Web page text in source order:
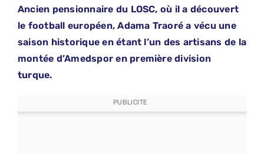
Ancien pensionnaire du LOSC, où il a découvert
le football européen, Adama Traoré a vécu une
saison historique en étant l’un des artisans de la
montée d’Amedspor en première division
turque.
PUBLICITE